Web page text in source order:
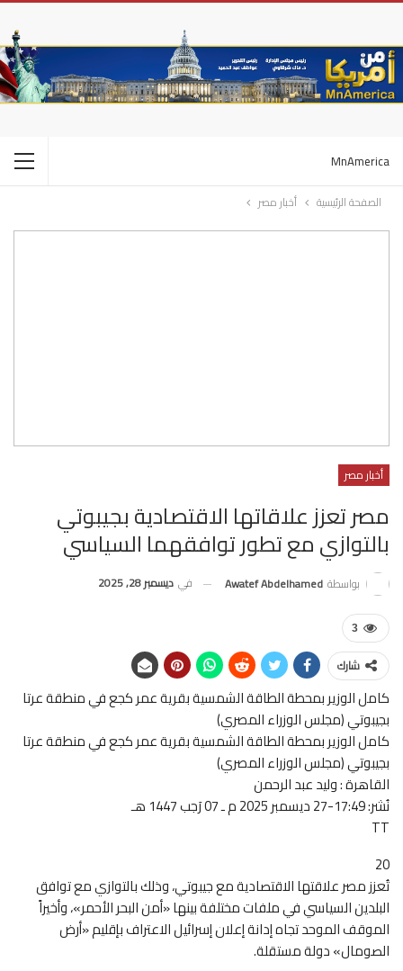
MnAmerica
الصفحة الرئيسية أخبار مصر
أخبار مصر
مصر تعزز علاقاتها الاقتصادية بجيبوتي
بالتوازي مع تطور توافقهما السياسي
بواسطة Awatef Abdelhamed في ديسمبر 28, 2025
3
شارك
كامل الوزير بمحطة الطاقة الشمسية بقرية عمر كجع في منطقة عرتا
بجيبوتي (مجلس الوزراء المصري)
كامل الوزير بمحطة الطاقة الشمسية بقرية عمر كجع في منطقة عرتا
بجيبوتي (مجلس الوزراء المصري)
القاهرة : وليد عبد الرحمن
نُشر: 17:49-27 ديسمبر 2025 م ـ 07 رَجب 1447 هـ
TT
20
تُعزز مصر علاقتها الاقتصادية مع جيبوتي، وذلك بالتوازي مع توافق
البلدين السياسي في ملفات مختلفة بينها «أمن البحر الأحمر»، وأخيراً
الموقف الموحد تجاه إدانة إعلان إسرائيل الاعتراف بإقليم «أرض
الصومال» دولة مستقلة.